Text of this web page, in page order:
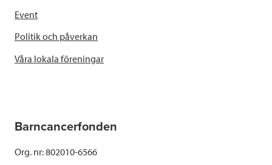
Event
Politik och påverkan
Våra lokala föreningar
Barncancerfonden
Org. nr: 802010-6566